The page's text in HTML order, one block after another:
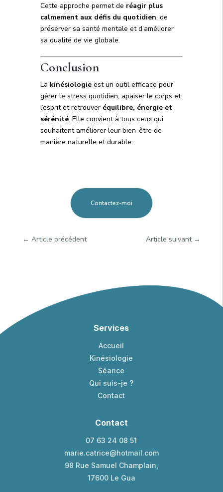
Cette approche permet de réagir plus
calmement aux défis du quotidien, de
préserver sa santé mentale et d’améliorer
sa qualité de vie globale.
Conclusion
La kinésiologieest un outil efficace pour
gérer le stress quotidien, apaiser le corps et
l’esprit et retrouver équilibre, énergie et
sérénité. Elle convient à tous ceux qui
souhaitent améliorer leur bien-être de
manière naturelle et durable.
Contactez-moi
← Article précédent Article suivant→
Services
Accueil
Kinésiologie
Séance
Qui suis-je ?
Contact
Contact
07 63 24 08 51
marie.catrice@hotmail.com
98 Rue Samuel Champlain,
17600 Le Gua